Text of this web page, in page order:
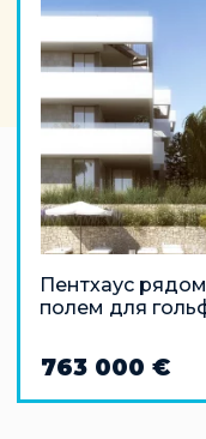
Пентхаус
полем для
Майорка
763 000 €